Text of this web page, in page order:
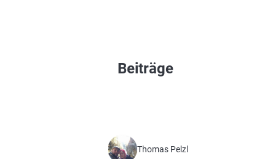
Beiträge
Thomas Pelzl